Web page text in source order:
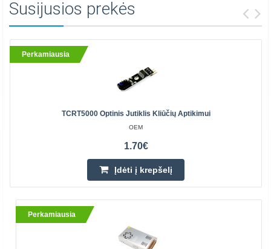
Susijusios prekės
Perkamiausia
TCRT5000 Optinis Jutiklis Kliūčių Aptikimui
OEM
1.70€
Įdėti į krepšelį
Perkamiausia